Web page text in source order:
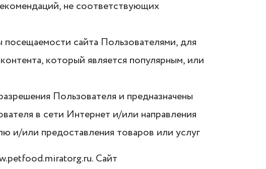
не соответствующих
сайта Пользователями, для
который является популярным, или
Пользователя и предназначены
в сети Интернет и/или направления
и/или предоставления товаров или услуг
Сайт